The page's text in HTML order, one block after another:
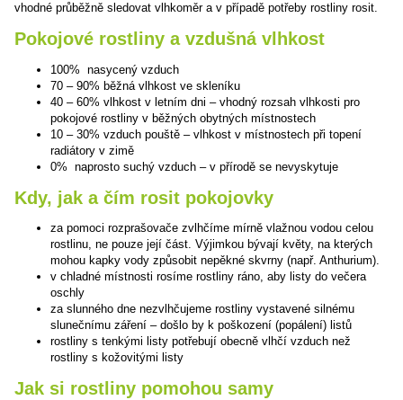
vhodné průběžně sledovat vlhkoměr a v případě potřeby rostliny rosit.
Pokojové rostliny a vzdušná vlhkost
100% nasycený vzduch
70 – 90% běžná vlhkost ve skleníku
40 – 60% vlhkost v letním dni – vhodný rozsah vlhkosti pro
pokojové rostliny v běžných obytných místnostech
10 – 30% vzduch pouště – vlhkost v místnostech při topení
radiátory v zimě
0% naprosto suchý vzduch – v přírodě se nevyskytuje
Kdy, jak a čím rosit pokojovky
za pomoci rozprašovače zvlhčíme mírně vlažnou vodou celou
rostlinu, ne pouze její část. Výjimkou bývají květy, na kterých
mohou kapky vody způsobit nepěkné skvrny (např. Anthurium).
v chladné místnosti rosíme rostliny ráno, aby listy do večera
oschly
za slunného dne nezvlhčujeme rostliny vystavené silnému
slunečnímu záření – došlo by k poškození (popálení) listů
rostliny s tenkými listy potřebují obecně vlhčí vzduch než
rostliny s kožovitými listy
Jak si rostliny pomohou samy